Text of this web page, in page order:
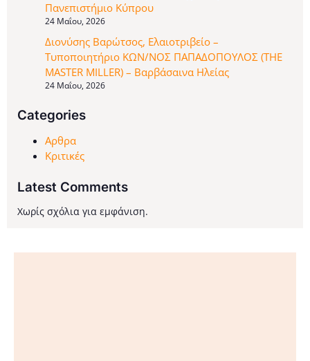
Πανεπιστήμιο Κύπρου
24 Μαΐου, 2026
Διονύσης Βαρώτσος, Ελαιοτριβείο –
Τυποποιητήριο ΚΩΝ/ΝΟΣ ΠΑΠΑΔΟΠΟΥΛΟΣ (THE
MASTER MILLER) – Βαρβάσαινα Ηλείας
24 Μαΐου, 2026
Categories
Αρθρα
Κριτικές
Latest Comments
Χωρίς σχόλια για εμφάνιση.